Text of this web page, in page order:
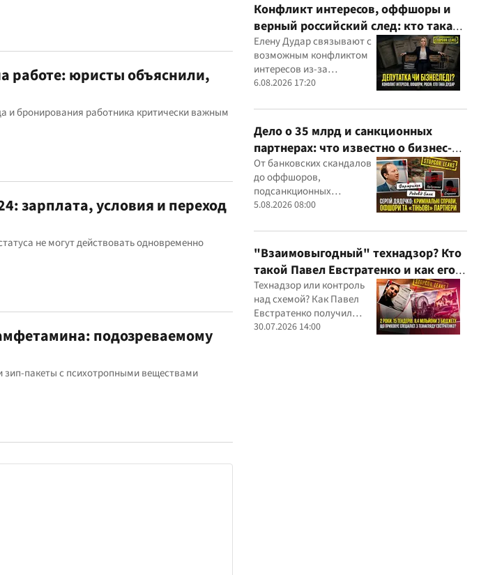
работе: юристы объяснили,
и бронирования работника критически важным
зарплата, условия и переход
не могут действовать одновременно
подозреваемому
зип-пакеты с психотропными веществами
Конфликт интересов, оффшоры и
верный российский след: кто такая
Елена Дударь
Елену Дудар связывают с
возможным конфликтом
интересов из-за
семейного строительного
скандалов, судебных дел
6.08.2026 17:20
Дело о 35 млрд и санкционных
партнерах: что известно о бизнес-
интересах Сергея Дядечко от
"Родовид Банка" до "ФАРМАСЕЛ"
От банковских скандалов
до оффшоров,
подсанкционных
партнеров и уголовных
связи Сергея Дядечко до
сих пор простираются
через Украину и несколько
иностранных юрисдикций
5.08.2026 08:00
"Взаимовыгодный" технадзор? Кто
такой Павел Евстратенко и как его
ФЛП получил доступ к бюджетным
миллионам?
Технадзор или контроль
над схемой? Как Павел
Евстратенко получил
миллионные подряды
30.07.2026 14:00